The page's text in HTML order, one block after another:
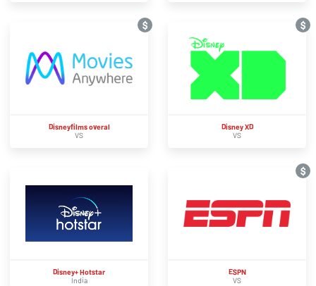
$
Disneyfilms overal
VS
$
Disney XD
VS
Disney+ Hotstar
India
$
ESPN
VS